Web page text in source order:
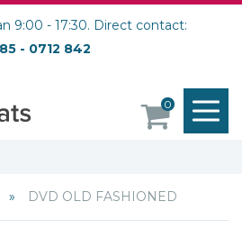
9:00 - 17:30. Direct contact:
- 0712 842
0
DVD OLD FASHIONED